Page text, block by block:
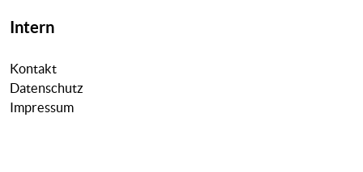
Intern
Kontakt
Datenschutz
Impressum